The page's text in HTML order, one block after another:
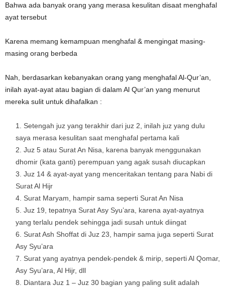
Bahwa ada banyak orang yang merasa kesulitan disaat menghafal
ayat tersebut
Karena memang kemampuan menghafal & mengingat masing-
masing orang berbeda
Nah, berdasarkan kebanyakan orang yang menghafal Al-Qur’an,
inilah ayat-ayat atau bagian di dalam Al Qur’an yang menurut
mereka sulit untuk dihafalkan :
Setengah juz yang terakhir dari juz 2, inilah juz yang dulu
saya merasa kesulitan saat menghafal pertama kali
Juz 5 atau Surat An Nisa, karena banyak menggunakan
dhomir (kata ganti) perempuan yang agak susah diucapkan
Juz 14 & ayat-ayat yang menceritakan tentang para Nabi di
Surat Al Hijr
Surat Maryam, hampir sama seperti Surat An Nisa
Juz 19, tepatnya Surat Asy Syu’ara, karena ayat-ayatnya
yang terlalu pendek sehingga jadi susah untuk diingat
Surat Ash Shoffat di Juz 23, hampir sama juga seperti Surat
Asy Syu’ara
Surat yang ayatnya pendek-pendek & mirip, seperti Al Qomar,
Asy Syu’ara, Al Hijr, dll
Diantara Juz 1 – Juz 30 bagian yang paling sulit adalah